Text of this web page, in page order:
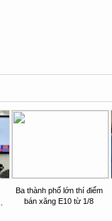
Ba thành phố lớn thí điểm
bán xăng E10 từ 1/8